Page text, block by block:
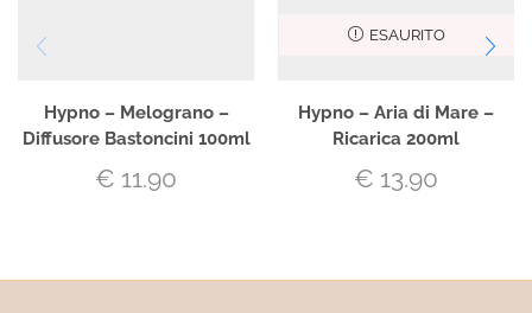
Hypno – Melograno –
Diffusore Bastoncini 100ml
€ 11.90
ESAURITO
Hypno – Aria di Mare –
Ricarica 200ml
€ 13.90